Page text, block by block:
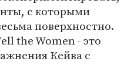
с которыми
поверхностно.
the Women - это
Кейва с